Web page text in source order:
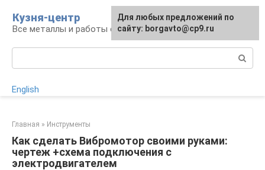
контенту
Кузня-центр
Все металлы и работы с ними
English
Главная » Инструменты
Как сделать Вибромотор своими руками:
чертеж +схема подключения с
электродвигателем
Для любых предложений по
сайту: borgavto@cp9.ru